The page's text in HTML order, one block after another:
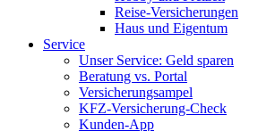
Reise-Versicherungen
Haus und Eigentum
Service
Unser Service: Geld sparen
Beratung vs. Portal
Versicherungsampel
KFZ-Versicherung-Check
Kunden-App